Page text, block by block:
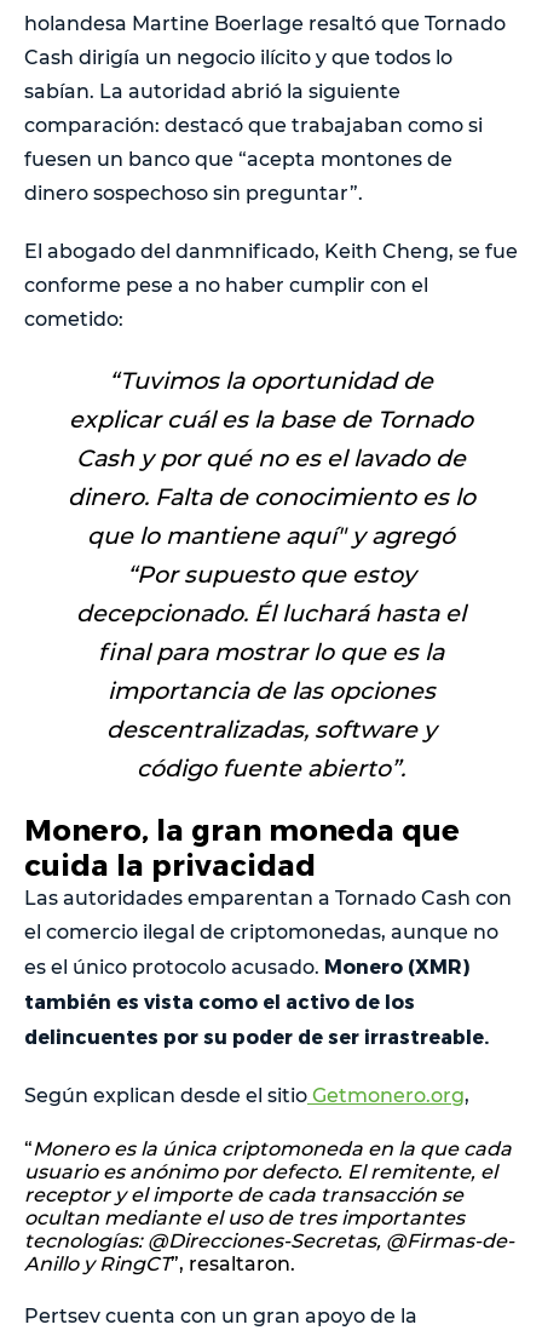
holandesa Martine Boerlage resaltó que Tornado
Cash dirigía un negocio ilícito y que todos lo
sabían. La autoridad abrió la siguiente
comparación: destacó que trabajaban como si
fuesen un banco que “acepta montones de
dinero sospechoso sin preguntar”.
El abogado del danmnificado, Keith Cheng, se fue
conforme pese a no haber cumplir con el
cometido:
“Tuvimos la oportunidad de
explicar cuál es la base de Tornado
Cash y por qué no es el lavado de
dinero. Falta de conocimiento es lo
que lo mantiene aquí" y agregó
“Por supuesto que estoy
decepcionado. Él luchará hasta el
final para mostrar lo que es la
importancia de las opciones
descentralizadas, software y
código fuente abierto”.
Monero, la gran moneda que
cuida la privacidad
Las autoridades emparentan a Tornado Cash con
el comercio ilegal de criptomonedas, aunque no
es el único protocolo acusado. Monero (XMR)
también es vista como el activo de los
delincuentes por su poder de ser irrastreable.
Según explican desde el sitio Getmonero.org,
“Monero es la única criptomoneda en la que cada
usuario es anónimo por defecto. El remitente, el
receptor y el importe de cada transacción se
ocultan mediante el uso de tres importantes
tecnologías: @Direcciones-Secretas, @Firmas-de-
Anillo y RingCT”, resaltaron.
Pertsev cuenta con un gran apoyo de la